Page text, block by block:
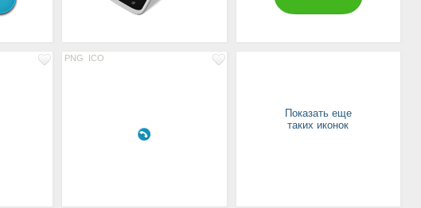
PNG ICO
Показать еще
таких иконок